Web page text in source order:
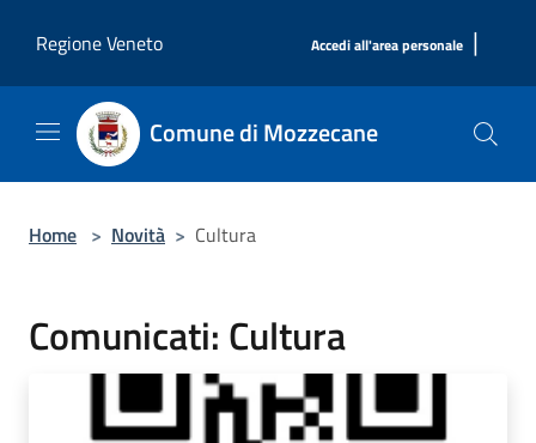
Regione Veneto
Accedi all'area personale |
Comune di Mozzecane
Home > Novità > Cultura
Comunicati: Cultura